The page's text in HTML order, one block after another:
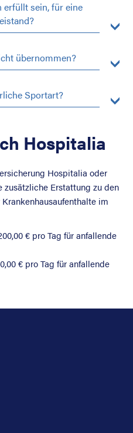
erfüllt sein, für eine
übernommen?
Sportart?
Hospitalia
Hospitalia oder
zusätzliche Erstattung zu den
im
€ pro Tag für anfallende
€ pro Tag für anfallende